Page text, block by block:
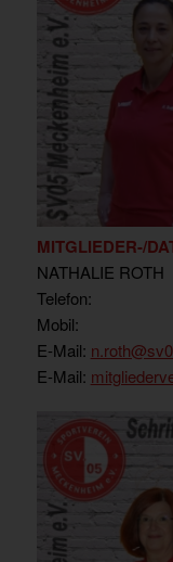
MITGLIEDER-/
NATHALIE ROTH
Telefon:
Mobil:
E-Mail:
E-Mail: